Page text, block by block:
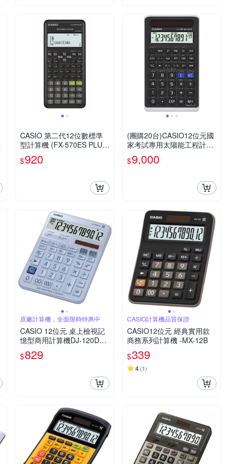
CASIO 第二代12位數標準
型計算機 (FX-570ES PLUS-
2)
$920
(團購20台)CASIO12位元國
家考試專用太陽能工程計算
機-FX-82SOLARII
$9,000
原廠計算機，全面限時特惠中
CASIO 12位元 桌上檢視記
憶型商用計算機DJ-120DPL
US-LB(藍色)
$829
CASIO計算機品質保證
CASIO12位元 經典實用款
商務系列計算機 -MX-12B
$339
4(1)